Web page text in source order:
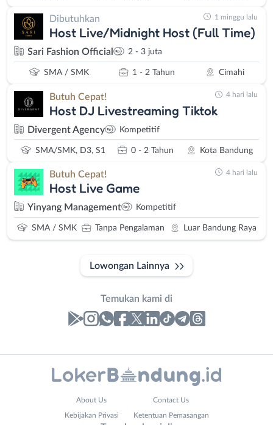
Dibutuhkan
Host Live/Midnight Host (Full Time)
Sari Fashion Official 2 - 3 juta
SMA / SMK 1 - 2 Tahun Cimahi
1 minggu lalu
Butuh Cepat!
Host DJ Livestreaming Tiktok
Divergent Agency Kompetitif
SMA/SMK, D3, S1 0 - 2 Tahun Kota Bandung
4 hari lalu
Butuh Cepat!
Host Live Game
Yinyang Management Kompetitif
SMA / SMK Tanpa Pengalaman Luar Bandung Raya
4 hari lalu
Lowongan Lainnya
Temukan kami di
Lowongan
About Us Contact Us
Kebijakan Privasi Ketentuan Pemasangan